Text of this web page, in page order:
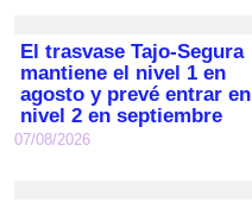
El trasvase Tajo-Segura
mantiene el nivel 1 en
agosto y prevé entrar en
nivel 2 en septiembre
07/08/2026